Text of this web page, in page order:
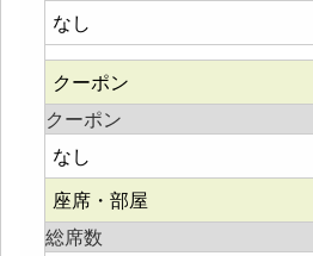
なし
クーポン
クーポン
なし
座席・部屋
総席数